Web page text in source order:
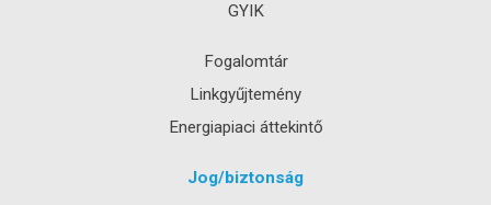
GYIK
Fogalomtár
Linkgyűjtemény
Energiapiaci áttekintő
Jog/biztonság